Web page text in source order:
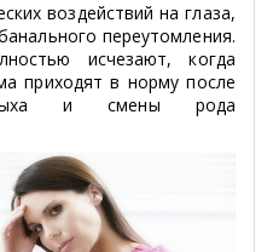
воздействий на глаза,
переутомления.
исчезают, когда
приходят в норму после
и смены рода